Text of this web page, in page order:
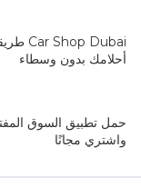
Car Shop Dubai
أحلامك بدون وسطاء
حمل تطبيق السوق
واشتري مجانًا